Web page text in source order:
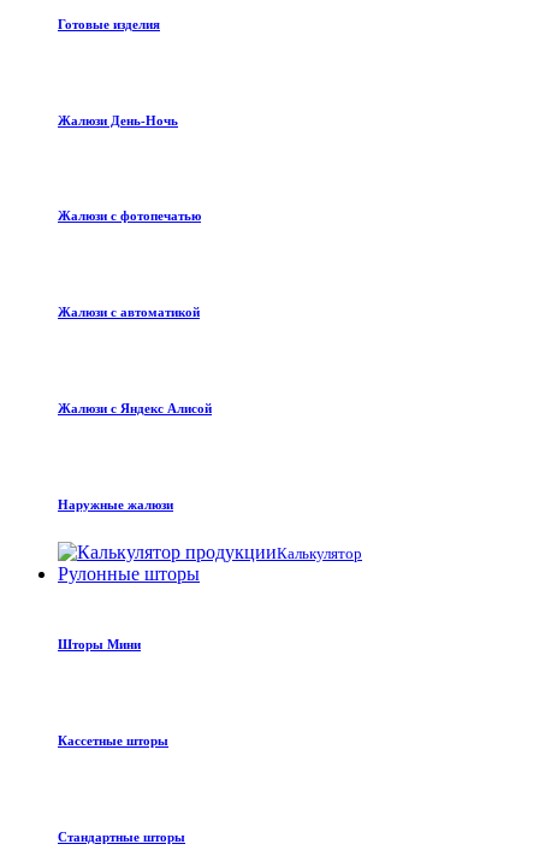
Готовые изделия
Жалюзи День-Ночь
Жалюзи с фотопечатью
Жалюзи с автоматикой
Жалюзи с Яндекс Алисой
Наружные жалюзи
Калькулятор
Рулонные шторы
Шторы Мини
Кассетные шторы
Стандартные шторы